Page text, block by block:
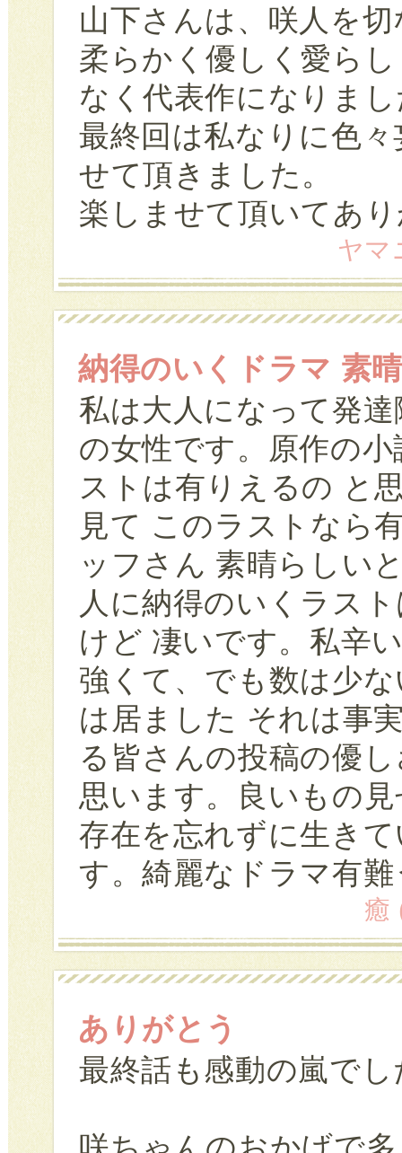
山下さんは、咲人を
柔らかく優しく愛ら
なく代表作になりま
最終回は私なりに色
せて頂きました。
楽しませて頂いてあ
ヤマ
納得のいくドラマ 素
私は大人になって発
の女性です。原作の
ストは有りえるの と
見て このラストなら
ッフさん 素晴らしい
人に納得のいくラス
けど 凄いです。私辛
強くて、でも数は少
は居ました それは事
る皆さんの投稿の優
思います。良いもの
存在を忘れずに生き
す。綺麗なドラマ有難
癒
ありがとう
最終話も感動の嵐でし